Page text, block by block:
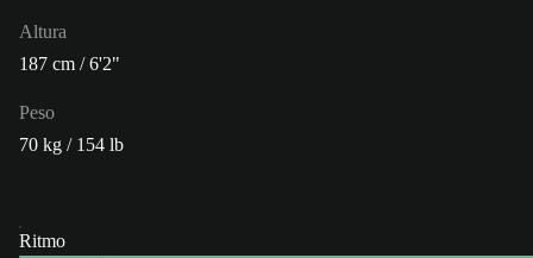
Altura
187 cm / 6'2"
Peso
70 kg / 154 lb
Ritmo